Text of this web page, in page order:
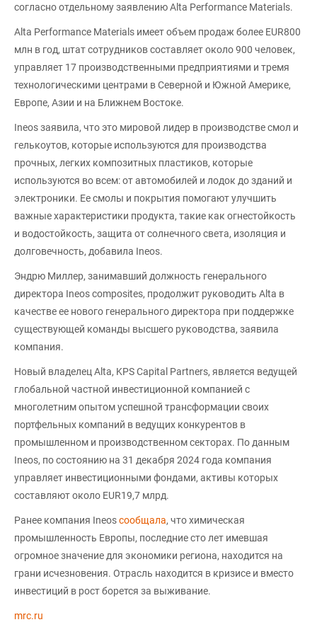
согласно отдельному заявлению Alta Performance Materials.
Alta Performance Materials имеет объем продаж более EUR800
млн в год, штат сотрудников составляет около 900 человек,
управляет 17 производственными предприятиями и тремя
технологическими центрами в Северной и Южной Америке,
Европе, Азии и на Ближнем Востоке.
Ineos заявила, что это мировой лидер в производстве смол и
гелькоутов, которые используются для производства
прочных, легких композитных пластиков, которые
используются во всем: от автомобилей и лодок до зданий и
электроники. Ее смолы и покрытия помогают улучшить
важные характеристики продукта, такие как огнестойкость
и водостойкость, защита от солнечного света, изоляция и
долговечность, добавила Ineos.
Эндрю Миллер, занимавший должность генерального
директора Ineos composites, продолжит руководить Alta в
качестве ее нового генерального директора при поддержке
существующей команды высшего руководства, заявила
компания.
Новый владелец Alta, KPS Capital Partners, является ведущей
глобальной частной инвестиционной компанией с
многолетним опытом успешной трансформации своих
портфельных компаний в ведущих конкурентов в
промышленном и производственном секторах. По данным
Ineos, по состоянию на 31 декабря 2024 года компания
управляет инвестиционными фондами, активы которых
составляют около EUR19,7 млрд.
Ранее компания Ineosсообщала, что химическая
промышленность Европы, последние сто лет имевшая
огромное значение для экономики региона, находится на
грани исчезновения. Отрасль находится в кризисе и вместо
инвестиций в рост борется за выживание.
mrc.ru